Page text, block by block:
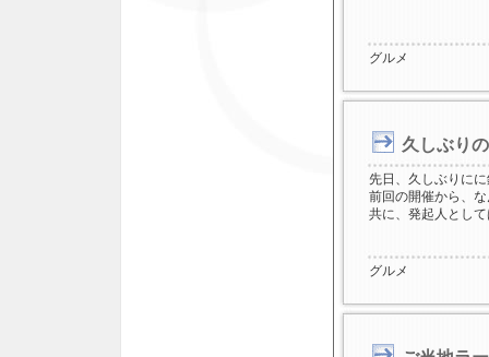
グルメ
久しぶり
先日、久しぶりに
前回の開催から、
共に、発起人とし
グルメ